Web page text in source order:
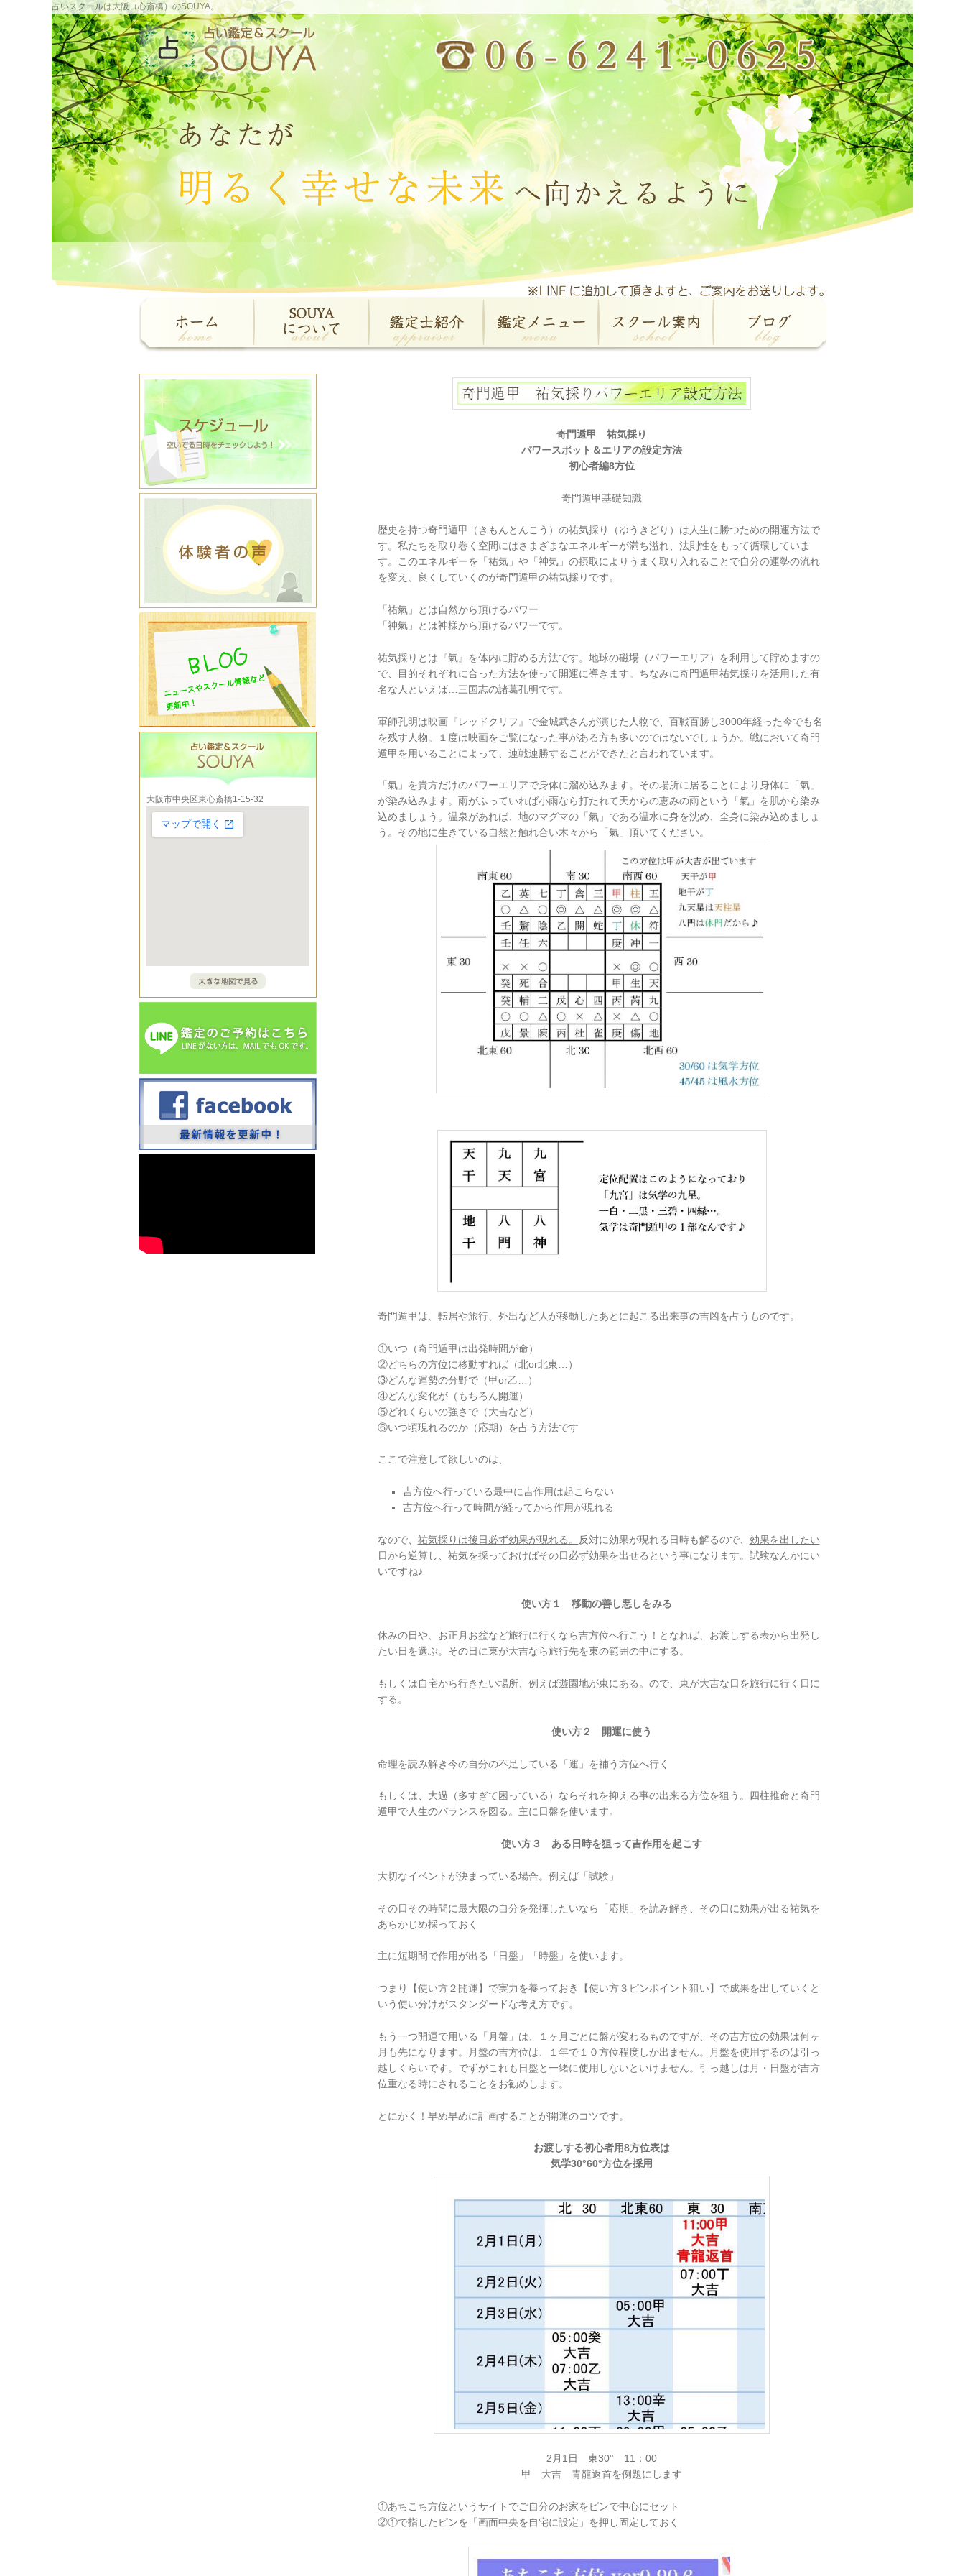
占いスクールは大阪（心斎橋）のSOUYA。
奇門遁甲 祐気採り
パワースポット＆エリアの設定方法
初心者編8方位
奇門遁甲基礎知識
歴史を持つ奇門遁甲（きもんとんこう）の祐気採り（ゆうきどり）は人生に勝つための開運方法で
す。私たちを取り巻く空間にはさまざまなエネルギーが満ち溢れ、法則性をもって循環していま
す。このエネルギーを「祐気」や「神気」の摂取によりうまく取り入れることで自分の運勢の流れ
を変え、良くしていくのが奇門遁甲の祐気採りです。
「祐氣」とは自然から頂けるパワー
「神氣」とは神様から頂けるパワーです。
祐気採りとは『氣』を体内に貯める方法です。地球の磁場（パワーエリア）を利用して貯めますの
で、目的それぞれに合った方法を使って開運に導きます。ちなみに奇門遁甲祐気採りを活用した有
名な人といえば…三国志の諸葛孔明です。
軍師孔明は映画『レッドクリフ』で金城武さんが演じた人物で、百戦百勝し3000年経った今でも名
を残す人物。１度は映画をご覧になった事がある方も多いのではないでしょうか。戦において奇門
遁甲を用いることによって、連戦連勝することができたと言われています。
「氣」を貴方だけのパワーエリアで身体に溜め込みます。その場所に居ることにより身体に「氣」
が染み込みます。雨がふっていれば小雨なら打たれて天からの恵みの雨という「氣」を肌から染み
込めましょう。温泉があれば、地のマグマの「氣」である温水に身を沈め、全身に染み込めましょ
う。その地に生きている自然と触れ合い木々から「氣」頂いてください。
奇門遁甲は、転居や旅行、外出など人が移動したあとに起こる出来事の吉凶を占うものです。
①いつ（奇門遁甲は出発時間が命）
②どちらの方位に移動すれば（北or北東…）
③どんな運勢の分野で（甲or乙…）
④どんな変化が（もちろん開運）
⑤どれくらいの強さで（大吉など）
⑥いつ頃現れるのか（応期）を占う方法です
ここで注意して欲しいのは、
吉方位へ行っている最中に吉作用は起こらない
吉方位へ行って時間が経ってから作用が現れる
なので、 祐気採りは後日必ず効果が現れる。 反対に効果が現れる日時も解るので、 効果を出したい
日から逆算し、祐気を採っておけばその日必ず効果を出せる という事になります。試験なんかにい
いですね♪
使い方１ 移動の善し悪しをみる
休みの日や、お正月お盆など旅行に行くなら吉方位へ行こう！となれば、お渡しする表から出発し
たい日を選ぶ。その日に東が大吉なら旅行先を東の範囲の中にする。
もしくは自宅から行きたい場所、例えば遊園地が東にある。ので、東が大吉な日を旅行に行く日に
する。
使い方２ 開運に使う
命理を読み解き今の自分の不足している「運」を補う方位へ行く
もしくは、大過（多すぎて困っている）ならそれを抑える事の出来る方位を狙う。四柱推命と奇門
遁甲で人生のバランスを図る。主に日盤を使います。
使い方３ ある日時を狙って吉作用を起こす
大切なイベントが決まっている場合。例えば「試験」
その日その時間に最大限の自分を発揮したいなら「応期」を読み解き、その日に効果が出る祐気を
あらかじめ採っておく
主に短期間で作用が出る「日盤」「時盤」を使います。
つまり【使い方２開運】で実力を養っておき【使い方３ピンポイント狙い】で成果を出していくと
いう使い分けがスタンダードな考え方です。
もう一つ開運で用いる「月盤」は、１ヶ月ごとに盤が変わるものですが、その吉方位の効果は何ヶ
月も先になります。月盤の吉方位は、１年で１０方位程度しか出ません。月盤を使用するのは引っ
越しくらいです。でずがこれも日盤と一緒に使用しないといけません。引っ越しは月・日盤が吉方
位重なる時にされることをお勧めします。
とにかく！早め早めに計画することが開運のコツです。
お渡しする初心者用8方位表は
気学30°60°方位を採用
2月1日 東30° 11：00
甲 大吉 青龍返首を例題にします
①あちこち方位というサイトでご自分のお家をピンで中心にセット
②①で指したピンを「画面中央を自宅に設定」を押し固定しておく
大阪市中央区東心斎橋1-15-32